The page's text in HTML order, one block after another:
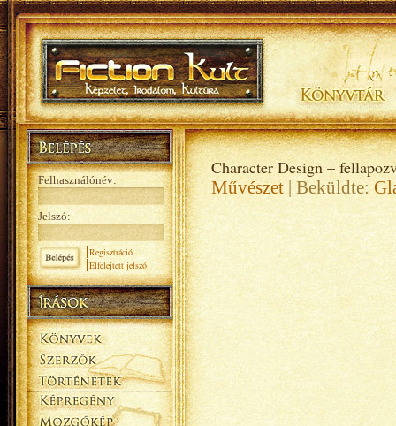
Felhasználónév:
Jelszó:
Regisztráció
Elfelejtett jelszó
Character Design –
Művészet | Beküldte: